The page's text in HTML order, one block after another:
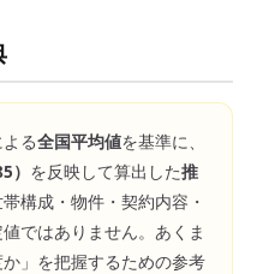
る全国平均値を基準に、
） を反映して算出した推
構成・物件・契約内容・
ではありません。あくま
」を把握するための参考